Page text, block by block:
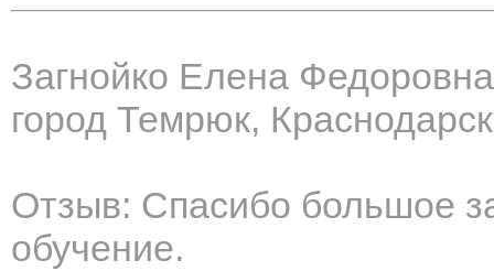
Загнойко Елена Федоровна
город Темрюк,
Отзыв: Спасибо большое
обучение.